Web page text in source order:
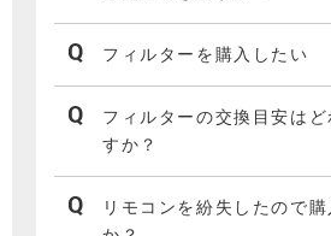
フィルターを購入したい
フィルターの交換目安は
すか？
リモコンを紛失したので